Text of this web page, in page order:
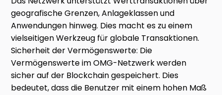
geografische Grenzen, Anlageklassen und
Anwendungen hinweg. Dies macht es zu einem
vielseitigen Werkzeug für globale Transaktionen.
Sicherheit der Vermögenswerte: Die
Vermögenswerte im OMG-Netzwerk werden
sicher auf der Blockchain gespeichert. Dies
bedeutet, dass die Benutzer mit einem hohen Maß